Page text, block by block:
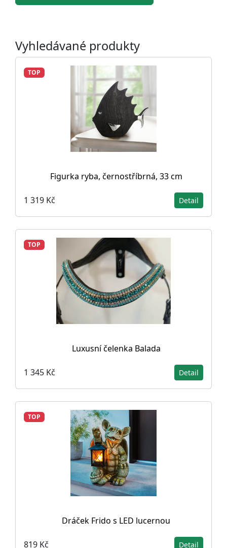
Vyhledávané produkty
TOP
Figurka ryba, černostříbrná, 33 cm
1 319 Kč Detail
TOP
Luxusní čelenka Balada
1 345 Kč Detail
TOP
Dráček Frido s LED lucernou
819 Kč Detail